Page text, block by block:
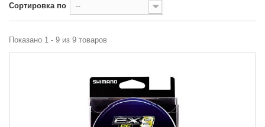
Сортировка по --
Показано 1 - 9 из 9 товаров